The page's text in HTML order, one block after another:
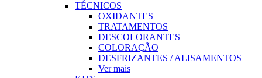
TÉCNICOS
OXIDANTES
TRATAMENTOS
DESCOLORANTES
COLORAÇÃO
DESFRIZANTES / ALISAMENTOS
Ver mais